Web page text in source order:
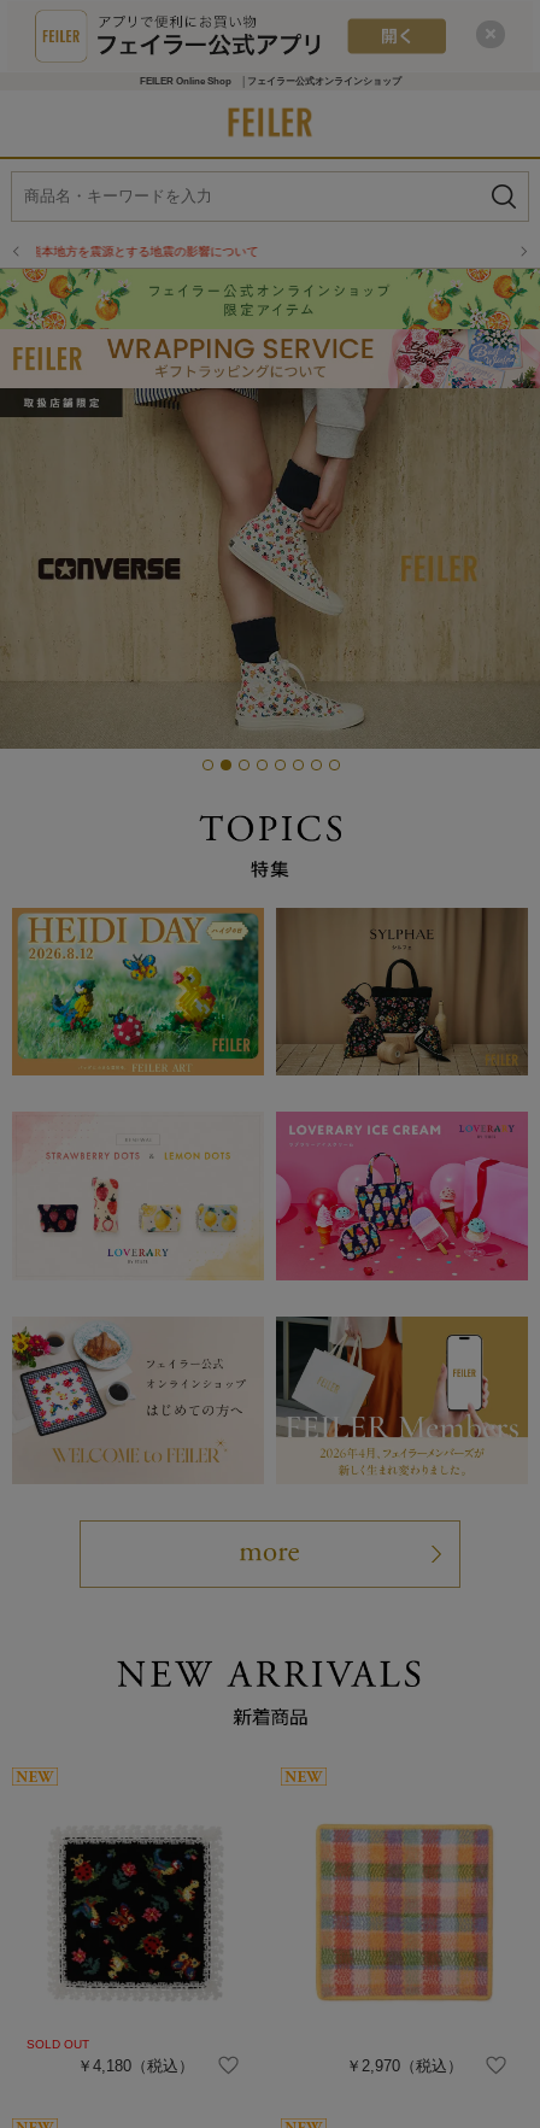
FEILER Online Shop │フェイラー公式オンラインショップ
物流倉庫の休業に伴う配送のお知らせ
￥4,180 （税込） ￥2,970（税込）